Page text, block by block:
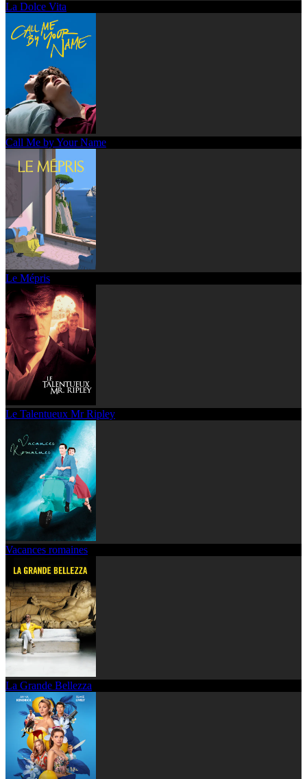
La Dolce Vita
Call Me by Your Name
Le Mépris
Le Talentueux Mr Ripley
Vacances romaines
La Grande Bellezza